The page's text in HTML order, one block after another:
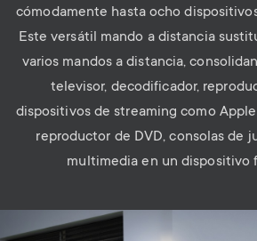
cómodamente hasta ocho
Este versátil mando a distancia
varios mandos a distancia,
televisor, decodificador,
dispositivos de streaming como
reproductor de DVD, consolas de
multimedia en un dispositivo